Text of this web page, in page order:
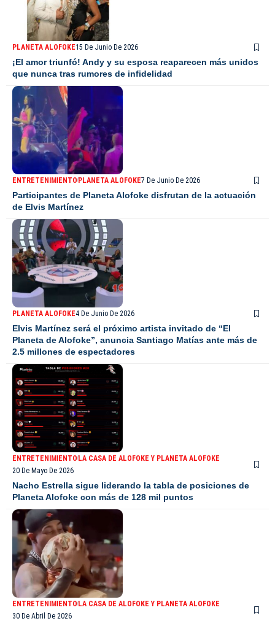
PLANETA ALOFOKE15 De Junio De 2026
¡El amor triunfó! Andy y su esposa reaparecen más unidos
que nunca tras rumores de infidelidad
ENTRETENIMIENTOPLANETA ALOFOKE7 De Junio De 2026
Participantes de Planeta Alofoke disfrutan de la actuación
de Elvis Martínez
PLANETA ALOFOKE4 De Junio De 2026
Elvis Martínez será el próximo artista invitado de “El
Planeta de Alofoke”, anuncia Santiago Matías ante más de
2.5 millones de espectadores
ENTRETENIMIENTOLA CASA DE ALOFOKE Y PLANETA ALOFOKE
20 De Mayo De 2026
Nacho Estrella sigue liderando la tabla de posiciones de
Planeta Alofoke con más de 128 mil puntos
ENTRETENIMIENTOLA CASA DE ALOFOKE Y PLANETA ALOFOKE
30 De Abril De 2026